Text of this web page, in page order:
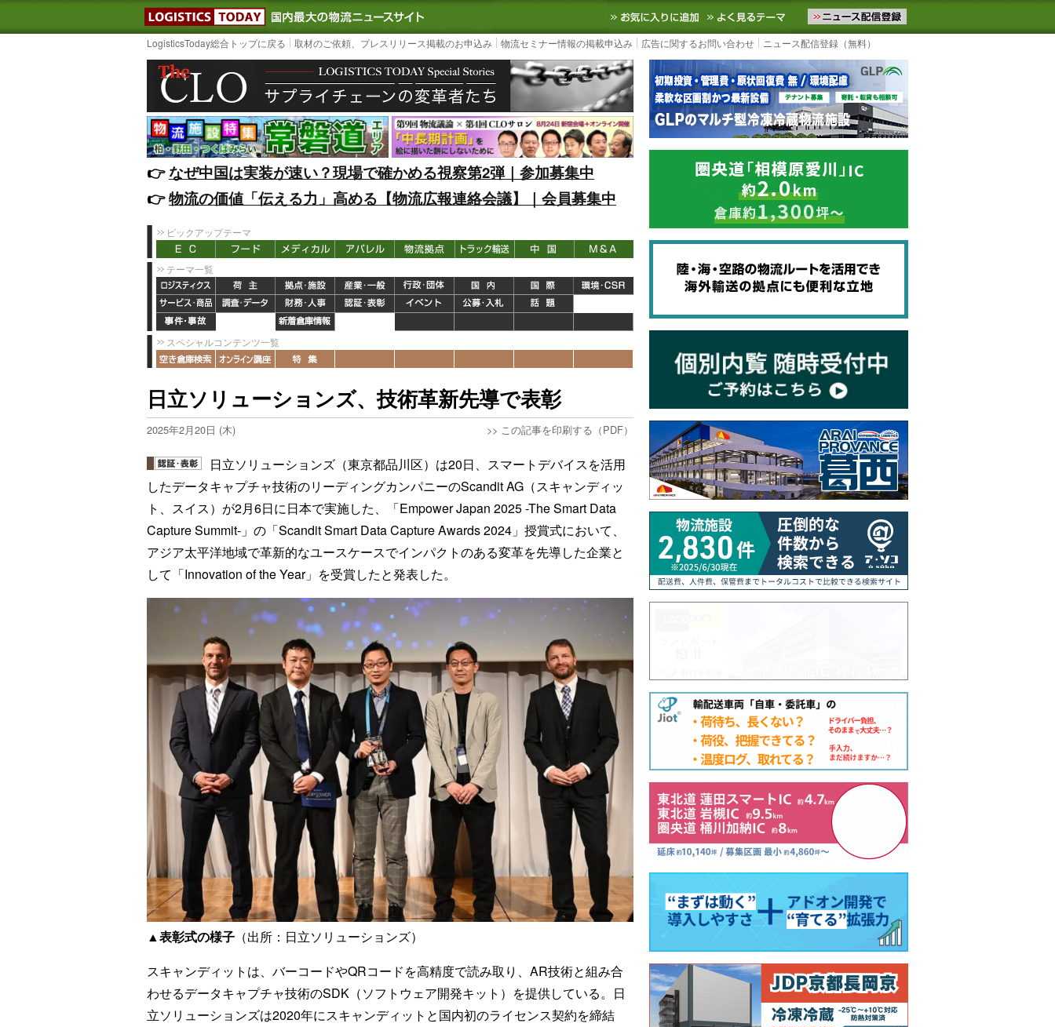
LOGISTICS TODAY｜国内最大の物流ニュースサイト3PL, SCMなど国内外の最新の物流ニュースをお届けします。物流ニュースメール配信を登録す
お気に入りに追加 よく見るテーマ
LogisticsToday総合トップに戻る 取材のご依頼、プレスリリース掲載のお申込み 物流セミナー情報の掲載申込み 広告に関するお問い合わせ ニュース配信登録（無料）
👉️なぜ中国は実装が速い？現場で確かめる視察第2弾｜参加募集中
👉️物流の価値「伝える力」高める【物流広報連絡会議】｜会員募集中
ピックアップテーマ
テーマ一覧
スペシャルコンテンツ一覧
日立ソリューションズ、技術革新先導で表彰
2025年2月20日 (木) >> この記事を印刷する（PDF）
日立ソリューションズ（東京都品川区）は20日、スマートデバイスを活用
したデータキャプチャ技術のリーディングカンパニーのScandit AG（スキャンディッ
ト、スイス）が2月6日に日本で実施した、「Empower Japan 2025 -The Smart Data
Capture Summit-」の「Scandit Smart Data Capture Awards 2024」授賞式において、
アジア太平洋地域で革新的なユースケースでインパクトのある変革を先導した企業と
して「Innovation of the Year」を受賞したと発表した。
▲表彰式の様子 （出所：日立ソリューションズ）
スキャンディットは、バーコードやQRコードを高精度で読み取り、AR技術と組み合
わせるデータキャプチャ技術のSDK（ソフトウェア開発キット）を提供している。日
立ソリューションズは2020年にスキャンディットと国内初のライセンス契約を締結